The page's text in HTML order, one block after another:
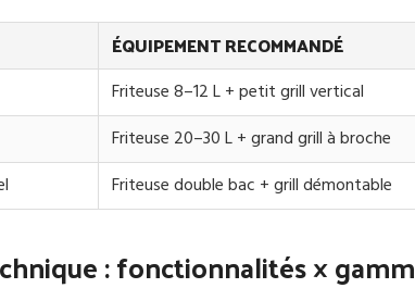
ÉQUIPEMENT RECOMMANDÉ
Friteuse 8–12 L + petit grill vertical
Friteuse 20–30 L + grand grill à broche
Friteuse double bac + grill démontable
: fonctionnalités ×